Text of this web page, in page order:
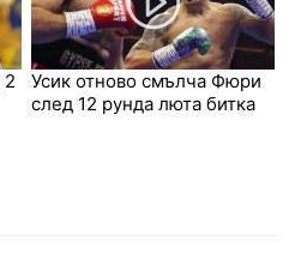
2
Усик отново смълча Фюри
след 12 рунда люта битка